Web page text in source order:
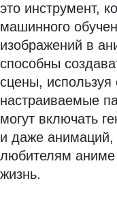
это инструмент,
машинного
изображений в
способны
сцены,
настраиваемые
могут включать
и даже анимаций,
любителям
жизнь.